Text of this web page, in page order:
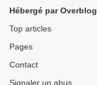
Hébergé par Overblog
Top articles
Pages
Contact
Signaler un abus